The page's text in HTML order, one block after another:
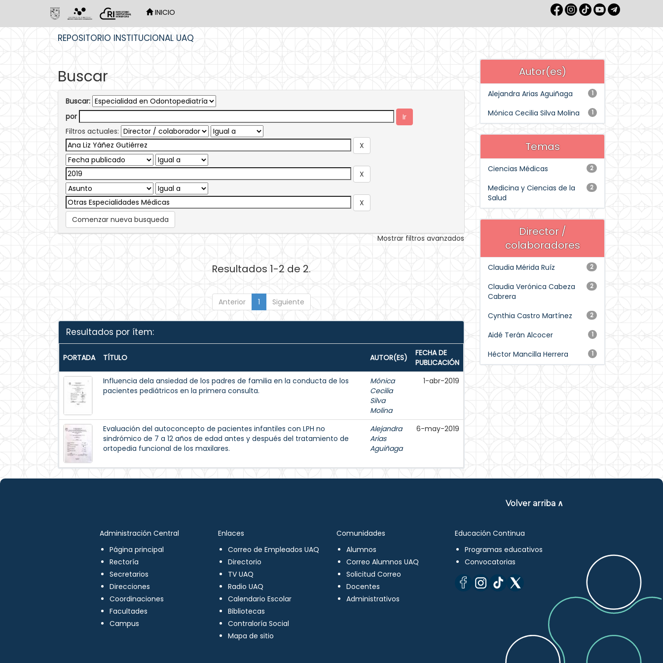
INICIO
REPOSITORIO INSTITUCIONAL UAQ
Buscar
Buscar:
por
Filtros actuales:
Comenzar nueva busqueda
Mostrar filtros avanzados
Resultados 1-2 de 2.
Anterior 1 Siguiente
Resultados por ítem:
PORTADA TÍTULO AUTOR(ES)
FECHA DE
PUBLICACIÓN
Influencia dela ansiedad de los padres de familia en la conducta de los
pacientes pediátricos en la primera consulta.
Mónica
Cecilia
Silva
Molina
1-abr-2019
Evaluación del autoconcepto de pacientes infantiles con LPH no
sindrómico de 7 a 12 años de edad antes y después del tratamiento de
ortopedia funcional de los maxilares.
Alejandra
Arias
Aguiñaga
6-may-2019
Autor(es)
1
Alejandra Arias Aguiñaga
1
Mónica Cecilia Silva Molina
Temas
2
Ciencias Médicas
2
Medicina y Ciencias de la
Salud
Director /
colaboradores
2
Claudia Mérida Ruíz
2
Claudia Verónica Cabeza
Cabrera
2
Cynthia Castro Martínez
1
Aidé Terán Alcocer
1
Héctor Mancilla Herrera
Volver arriba ∧
Administración Central
Página principal
Rectoría
Secretarios
Direcciones
Coordinaciones
Facultades
Campus
Enlaces
Correo de Empleados UAQ
Directorio
TV UAQ
Radio UAQ
Calendario Escolar
Bibliotecas
Contraloría Social
Mapa de sitio
Comunidades
Alumnos
Correo Alumnos UAQ
Solicitud Correo
Docentes
Administrativos
Educación Continua
Programas educativos
Convocatorias